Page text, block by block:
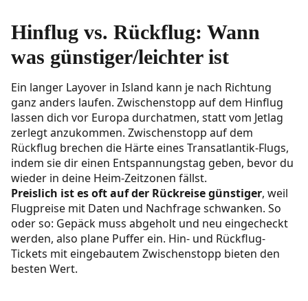
Hinflug vs. Rückflug: Wann
was günstiger/leichter ist
Ein langer Layover in Island kann je nach Richtung
ganz anders laufen. Zwischenstopp auf dem Hinflug
lassen dich vor Europa durchatmen, statt vom Jetlag
zerlegt anzukommen. Zwischenstopp auf dem
Rückflug brechen die Härte eines Transatlantik-Flugs,
indem sie dir einen Entspannungstag geben, bevor du
wieder in deine Heim-Zeitzonen fällst.
Preislich ist es oft auf der Rückreise günstiger, weil
Flugpreise mit Daten und Nachfrage schwanken. So
oder so: Gepäck muss abgeholt und neu eingecheckt
werden, also plane Puffer ein. Hin- und Rückflug-
Tickets mit eingebautem Zwischenstopp bieten den
besten Wert.